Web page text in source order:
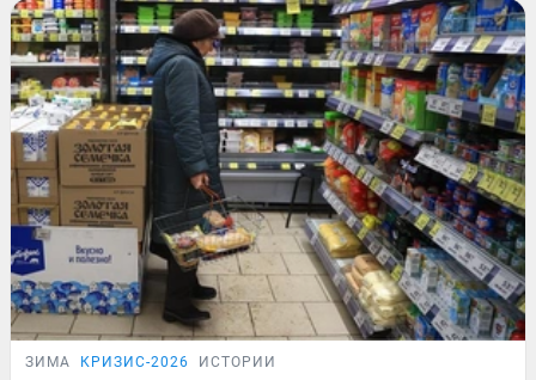
ЗИМА КРИЗИС-2026 ИСТОРИИ